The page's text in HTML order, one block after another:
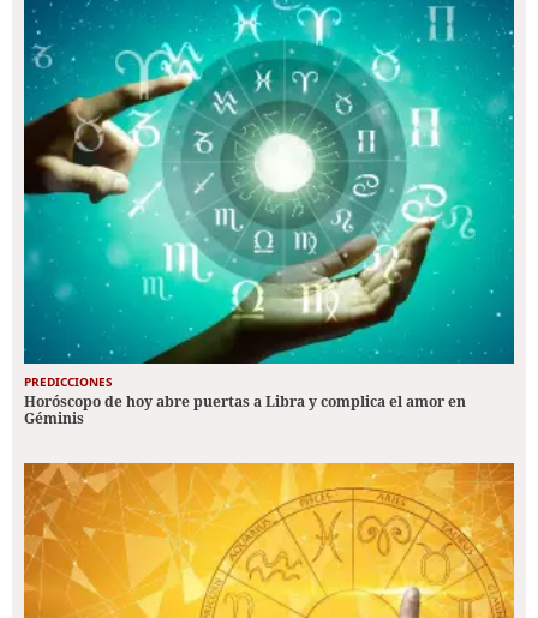
PREDICCIONES
Horóscopo de hoy abre puertas a Libra y complica el amor en
Géminis